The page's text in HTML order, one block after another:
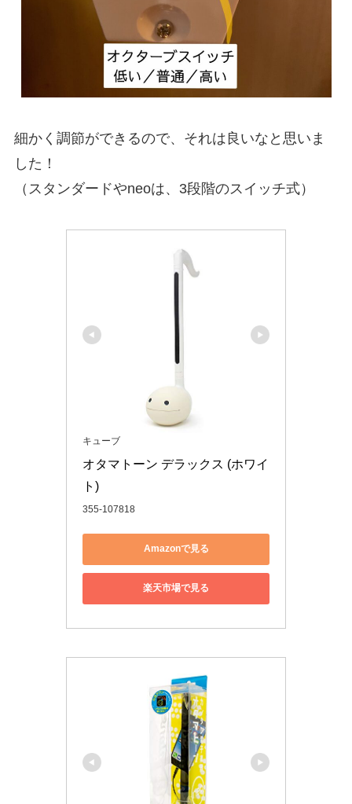
細かく調節ができるので、それは良いなと思いま
した！
（スタンダードやneoは、3段階のスイッチ式）
キューブ
オタマトーン デラックス (ホワイ
ト)
355-107818
Amazonで見る
楽天市場で見る